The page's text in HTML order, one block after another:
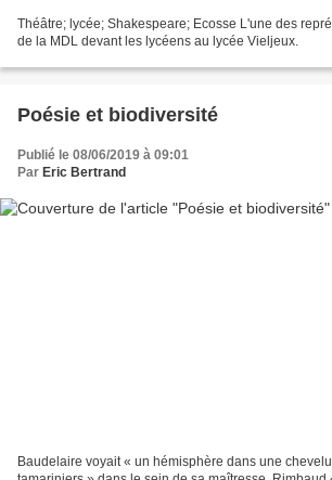
Théâtre; lycée; Shakespeare; Ecosse L'une des
de la MDL devant les lycéens au lycée Vieljeux.
Poésie et biodiversité
Publié le 08/06/2019 à 09:01
Par Eric Bertrand
Baudelaire voyait « un hémisphère dans une